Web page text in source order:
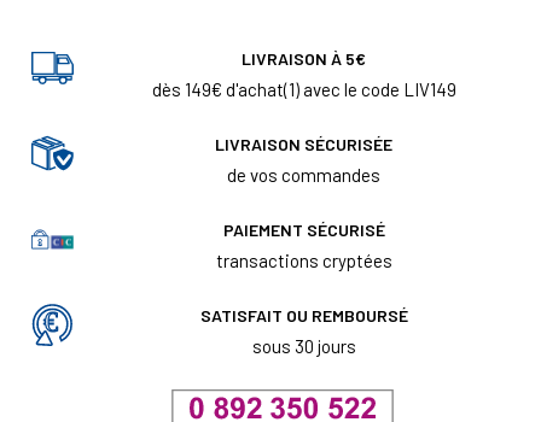
LIVRAISON À 5€
dès 149€ d'achat(1) avec le code LIV149
LIVRAISON SÉCURISÉE
de vos commandes
PAIEMENT SÉCURISÉ
transactions cryptées
SATISFAIT OU REMBOURSÉ
sous 30 jours